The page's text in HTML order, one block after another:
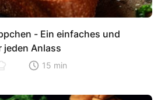
- Ein einfaches und
jeden Anlass
1 ist einfach 2 ist mittel 3 ist
Zeitaufwand der der Zubereitung.
15 min